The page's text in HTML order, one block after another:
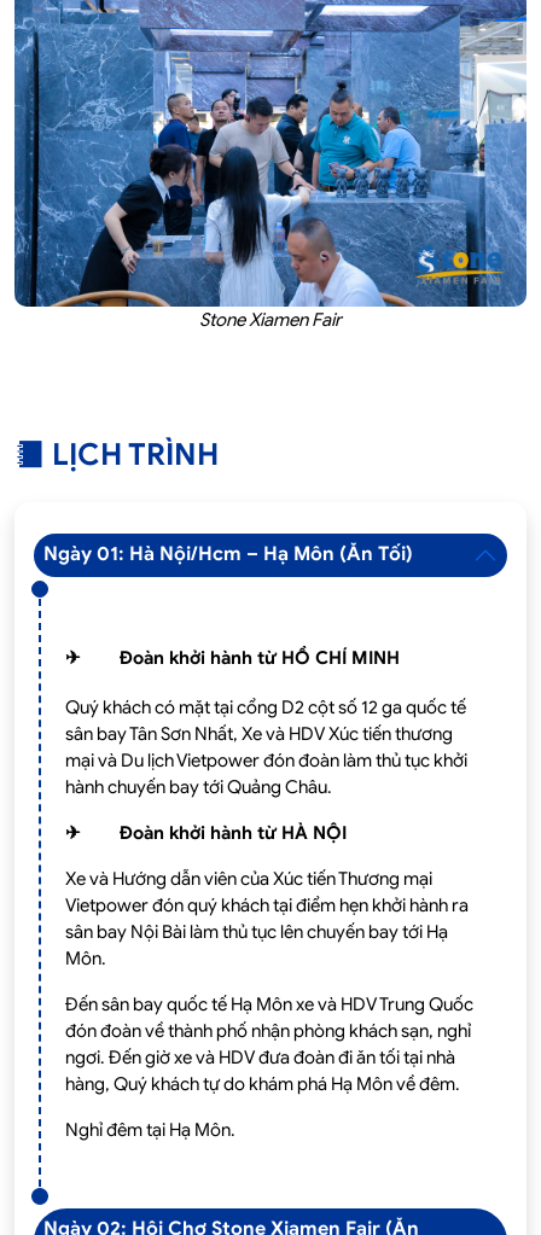
Stone Xiamen Fair
LỊCH TRÌNH
Ngày 01: Hà Nội/Hcm – Hạ Môn (Ăn Tối)
✈ Đoàn khởi hành từ HỒ CHÍ MINH
Quý khách có mặt tại cổng D2 cột số 12 ga quốc tế
sân bay Tân Sơn Nhất, Xe và HDV Xúc tiến thương
mại và Du lịch Vietpower đón đoàn làm thủ tục khởi
hành chuyến bay tới Quảng Châu.
✈ Đoàn khởi hành từ HÀ NỘI
Xe và Hướng dẫn viên của Xúc tiến Thương mại
Vietpower đón quý khách tại điểm hẹn khởi hành ra
sân bay Nội Bài làm thủ tục lên chuyến bay tới Hạ
Môn.
Đến sân bay quốc tế Hạ Môn xe và HDV Trung Quốc
đón đoàn về thành phố nhận phòng khách sạn, nghỉ
ngơi. Đến giờ xe và HDV đưa đoàn đi ăn tối tại nhà
hàng, Quý khách tự do khám phá Hạ Môn về đêm.
Nghỉ đêm tại Hạ Môn.
Ngày 02: Hội Chợ Stone Xiamen Fair (Ăn